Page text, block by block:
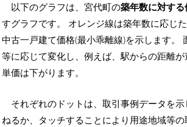
以下のグラフは、宮代町の築年数に対す
すグラフです。 オレンジ線は築年数に応じ
中古一戸建て価格(最小乖離線)を示します。
等に応じて変化し、例えば、駅からの距離が
単価は下がります。
それぞれのドットは、取引事例データを
ねるか、タッチすることにより用途地域等